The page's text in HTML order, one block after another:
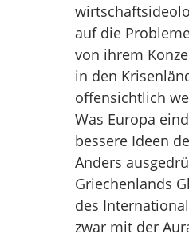
auf die
von ihrem
in den
offensichtlich
Was Europa
bessere Ideen
Anders
Griechenlands
des
zwar mit der